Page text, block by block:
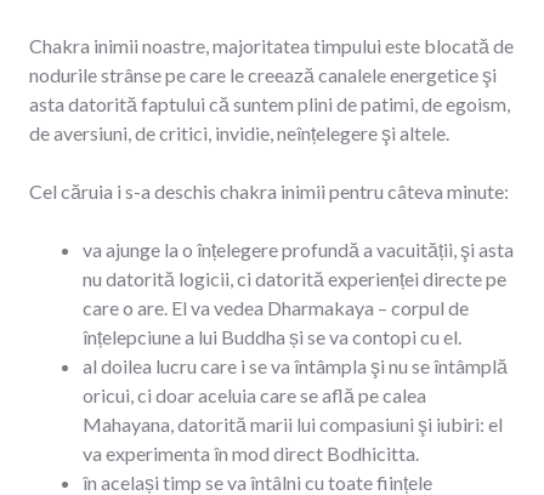
Chakra inimii noastre, majoritatea timpului este blocată de
nodurile strânse pe care le creează canalele energetice şi
asta datorită faptului că suntem plini de patimi, de egoism,
de aversiuni, de critici, invidie, neînțelegere şi altele.
Cel căruia i s-a deschis chakra inimii pentru câteva minute:
va ajunge la o înțelegere profundă a vacuității, şi asta
nu datorită logicii, ci datorită experienței directe pe
care o are. El va vedea Dharmakaya – corpul de
înțelepciune a lui Buddha și se va contopi cu el.
al doilea lucru care i se va întâmpla şi nu se întâmplă
oricui, ci doar aceluia care se află pe calea
Mahayana, datorită marii lui compasiuni şi iubiri: el
va experimenta în mod direct Bodhicitta.
în același timp se va întâlni cu toate ființele